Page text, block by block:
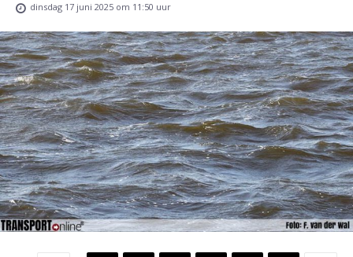
dinsdag 17 juni 2025 om 11:50 uur